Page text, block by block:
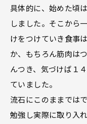
具体的に、始めた頃
しました。そこから
けをつけていき食事
か、もちろん筋肉は
んつき、気づけば１
ていました。
流石にこのままでは
勉強し実際に取り入